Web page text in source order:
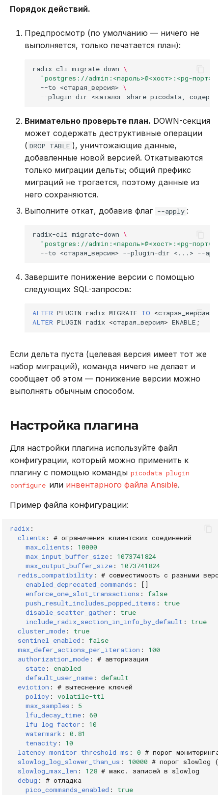
lpos
lpush
lpushx
lrange
lrem
lset
ltrim
rpop
rpoplpush
rpushx
Команды управления
подпиской (Pub/Sub)
publish
pubsub channels
pubsub numpat
pubsub numsub
pubsub shardnumsub
spublish
ssubscribe
subscribe
sunsubscribe
unsubscribe
Команды для строк
append
get
getdel
getrange
incr
Порядок действий.
Предпросмотр (по умолчанию — ничего не
выполняется, только печатается план):
radix-cli migrate-down \
"postgres://admin:<пароль>@<хост>:<pg-
--to <старая_версия> \
--plugin-dir <каталог share picodata,
Внимательно проверьте план. DOWN-секция
может содержать деструктивные операции
( DROP TABLE ), уничтожающие данные,
добавленные новой версией. Откатываются
только миграции дельты; общий префикс
миграций не трогается, поэтому данные из
него сохраняются.
Выполните откат, добавив флаг --apply :
radix-cli migrate-down \
"postgres://admin:<пароль>@<хост>:<pg-
--to <старая_версия> --plugin-dir <...>
Завершите понижение версии с помощью
следующих SQL-запросов:
ALTER PLUGIN radix MIGRATE TO <старая _версия>
ALTER PLUGIN radix <старая _версия> ENABLE ;
Если дельта пуста (целевая версия имеет тот же
набор миграций), команда ничего не делает и
сообщает об этом — понижение версии можно
выполнять обычным способом.
Настройка плагина
Для настройки плагина используйте файл
конфигурации, который можно применить к
плагину с помощью команды picodata plugin
configure или инвентарного файла Ansible.
Пример файла конфигурации:
radix :
clients :
# ограничения клиентских соединений
max_clients :
10000
max_input_buffer_size :
1073741824
max_output_buffer_size :
1073741824
redis_compatibility :
# совместимость с разными
enabled_deprecated_commands :
[]
enforce_one_slot_transactions :
false
push_result_includes_popped_items :
true
disable_scatter_gather :
true
include_radix_section_in_info_by_default :
true
cluster_mode :
true
sentinel_enabled :
false
max_defer_actions_per_iteration :
100
authorization_mode :
# авторизация
state :
enabled
default_user_name :
default
eviction :
# вытеснение ключей
policy :
volatile-ttl
max_samples :
5
lfu_decay_time :
60
lfu_log_factor :
10
watermark :
0.81
tenacity :
10
latency_monitor_threshold_ms : 0 # порог
slowlog_log_slower_than_us : 10000 # порог slowlog
slowlog_max_len : 128 # макс. записей в slowlog
debug :
# отладка
pico_commands_enabled : true